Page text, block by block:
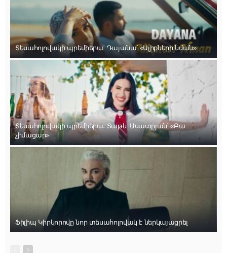
Տեսահոլովակի պրեմիերա. Դայանա՝ «Ալիքների նման»
Տեսահոլովակի պրեմիերա․ Տաթև Ասատրյան՝ «Բա
չիմացար»
Ֆիլիպ Կիրկորովը նոր տեսահոլովակ է ներկայացրել